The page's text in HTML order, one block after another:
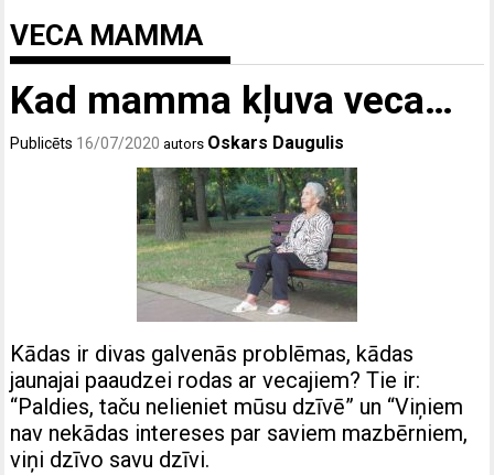
VECA MAMMA
Kad mamma kļuva veca…
Publicēts 16/07/2020 autors Oskars Daugulis
Kādas ir divas galvenās problēmas, kādas
jaunajai paaudzei rodas ar vecajiem? Tie ir:
“Paldies, taču nelieniet mūsu dzīvē” un “Viņiem
nav nekādas intereses par saviem mazbērniem,
viņi dzīvo savu dzīvi.